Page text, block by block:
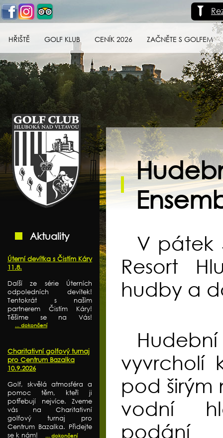
HŘIŠTĚ GOLF KLUB CENÍK 2026 ZAČNĚTE S GOLFEM
Golf klub Hluboká
nad Vltavou
Aktuality
Úterní devítka s Čistím Káry
11.8.
Další ze série Úterních
odpoledních devítek!
Tentokrát s naším
partnerem Čistím Káry!
Těšíme se na Vás!
... dokončení
Charitativní golfový turnaj
pro Centrum Bazalka
10.9.2026
Golf, skvělá atmosféra a
pomoc těm, kteří ji
potřebují nejvíce. Zveme
vás na Charitativní
golfový turnaj pro
Centrum Bazalka. Přidejte
se k nám!
... dokončení
V pátek
Resort
hudby a
vyvrcholí
pod širým
vodní
podání